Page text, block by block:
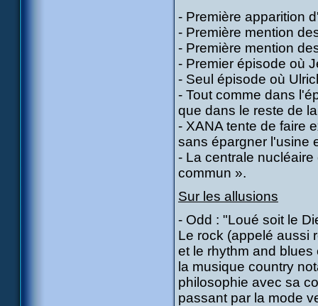
- Première apparition
- Première mention
- Première mention
- Premier épisode où
- Seul épisode où
- Tout comme dans
que dans le reste de
- XANA tente de faire
sans épargner l'usine
- La centrale
commun ».
Sur les allusions
- Odd : "Loué soit le
Le rock (appelé aussi
et le rhythm and
la musique country
philosophie avec sa
passant par la mode